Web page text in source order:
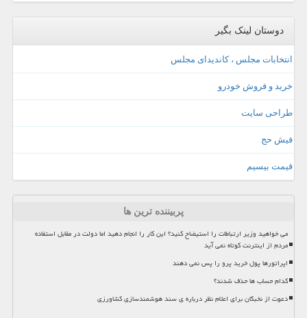
دوستان لینک بگیر
انتخابات مجلس ، کاندیدای مجلس
خرید و فروش خودرو
طراحی سایت
فیش حج
قیمت بیسیم
پربیننده ترین ها
می خواهید وزیر ارتباطات را استیضاح کنید؟ این کار را انجام دهید اما دولت در مقابل استفاده
مردم از اینترنت کوتاه نمی آید
اپراتورها پول خرید پرو را پس نمی دهند
کدام حساب ها حذف شدند؟
دعوت از نخبگان برای اعلام نظر درباره ی سند هوشمندسازی کشاورزی